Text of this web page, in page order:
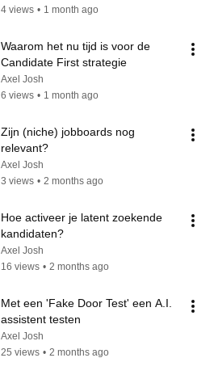
4 views • 1 month ago
Waarom het nu tijd is voor de
Candidate First strategie
Axel Josh
6 views • 1 month ago
Zijn (niche) jobboards nog
relevant?
Axel Josh
3 views • 2 months ago
Hoe activeer je latent zoekende
kandidaten? ​
Axel Josh
16 views • 2 months ago
Met een 'Fake Door Test' een A.I.
assistent testen
Axel Josh
25 views • 2 months ago